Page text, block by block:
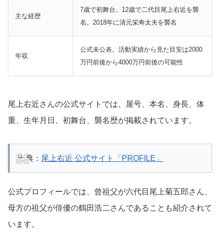
主な経歴
7歳で初舞台。12歳で二代目尾上右近を襲
名。2018年に清元栄寿太夫を襲名
年収
公式未公表。活動実績から見た目安は2000
万円前後から4000万円前後の可能性
尾上右近さんの公式サイトでは、屋号、本名、身長、体
重、生年月日、初舞台、襲名歴が掲載されています。
出典： 尾上右近 公式サイト「PROFILE」
公式プロフィールでは、曾祖父が六代目尾上菊五郎さん、
母方の祖父が俳優の鶴田浩二さんであることも紹介されて
います。